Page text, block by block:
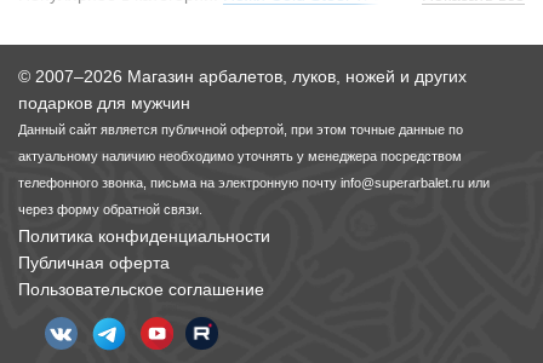
© 2007–2026 Магазин арбалетов, луков, ножей и других
подарков для мужчин
Данный сайт является публичной офертой, при этом точные данные по
актуальному наличию необходимо уточнять у менеджера посредством
телефонного звонка, письма на электронную почту info@superarbalet.ru или
через форму обратной связи.
Политика конфиденциальности
Публичная оферта
Пользовательское соглашение